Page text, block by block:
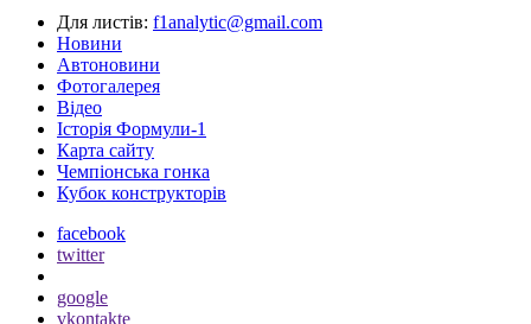
Для листів: f1analytic@gmail.com
Новини
Автоновини
Фотогалерея
Відео
Історія Формули-1
Карта сайту
Чемпіонська гонка
Кубок конструкторів
facebook
twitter
google
vkontakte